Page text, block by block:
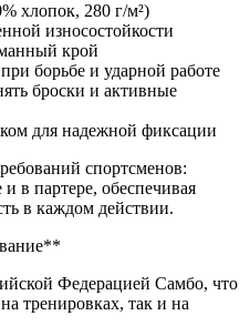
хлопок, 280 г/м²)
износостойкости
крой
борьбе и ударной работе
броски и активные
для надежной фиксации
спортсменов:
в партере, обеспечивая
в каждом действии.
Федерацией Самбо, что
тренировках, так и на